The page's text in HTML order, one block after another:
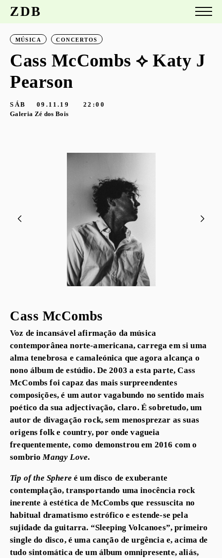
ZDB
MÚSICA CONCERTOS
Cass McCombs ⟡ Katy J
Pearson
SÁB 09.11.19
22:00
Galeria Zé dos Bois
Cass McCombs
Voz de incansável afirmação da música
contemporânea norte-americana, carrega em si uma
alma tenebrosa e camaleónica que agora alcança o
nono álbum de estúdio. De 2003 a esta parte, Cass
McCombs foi capaz das mais surpreendentes
composições, é um autor vagabundo no sentido mais
poético da sua adjectivação, claro. É sobretudo, um
autor de divagação rock, sem menosprezar as suas
origens folk e country, por onde vagueia
frequentemente, como demonstrou em 2016 com o
sombrio Mangy Love.
Tip of the Sphere é um disco de exuberante
contemplação, transportando uma inocência rock
inerente à estética de McCombs que ressuscita no
habitual dramatismo estrófico e estende-se pela
sujidade da guitarra. “Sleeping Volcanoes”, primeiro
single do disco, é uma canção de urgência e, acima de
tudo sintomática de um álbum omnipresente, aliás,